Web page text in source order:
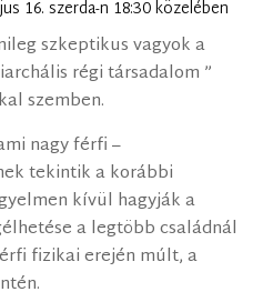
16. szerda-n 18:30 közelében
szkeptikus vagyok a
régi társadalom ”
szemben.
nagy férfi –
tekintik a korábbi
kívül hagyják a
a legtöbb családnál
fizikai erején múlt, a